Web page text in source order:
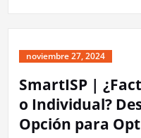
noviembre 27, 2024
SmartISP |
o Individual?
Opción para